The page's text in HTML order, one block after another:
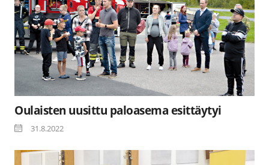
Oulaisten uusittu paloasema esittäytyi
31.8.2022